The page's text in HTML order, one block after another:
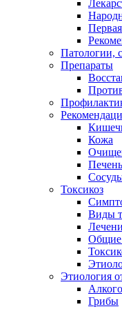
Патологии,
Препараты
Кожа
Токсикоз
Виды
Общие
Этиология
Грибы